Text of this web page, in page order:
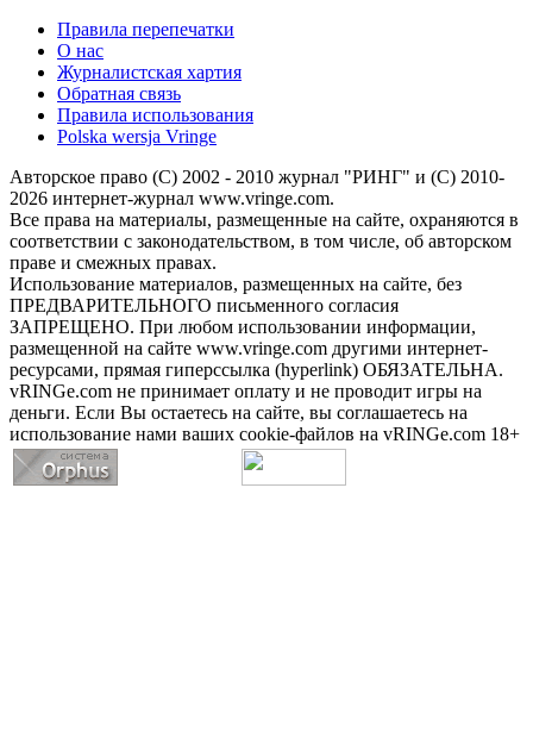
Правила перепечатки
О нас
Журналистская хартия
Обратная связь
Правила использования
Polska wersja Vringe
Авторское право (С) 2002 - 2010 журнал "РИНГ" и (С) 2010-
2026 интернет-журнал www.vringe.com.
Все права на материалы, размещенные на сайте, охраняются в
соответствии с законодательством, в том числе, об авторском
праве и смежных правах.
Использование материалов, размещенных на сайте, без
ПРЕДВАРИТЕЛЬНОГО письменного согласия
ЗАПРЕЩЕНО. При любом использовании информации,
размещенной на сайте www.vringe.com другими интернет-
ресурсами, прямая гиперссылка (hyperlink) ОБЯЗАТЕЛЬНА.
vRINGe.com не принимает оплату и не проводит игры на
деньги. Если Вы остаетесь на сайте, вы соглашаетесь на
использование нами ваших cookie-файлов на vRINGe.com 18+